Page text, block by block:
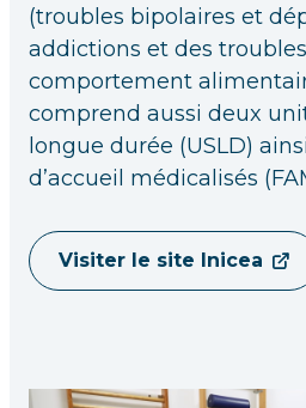
(troubles bipolaires et
addictions et des
comportement
comprend aussi deux
longue durée (USLD)
d’accueil médicalisés
Visiter le site Inicea